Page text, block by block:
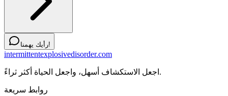
رأيك يهمنا!
intermittentexplosivedisorder.com
اجعل الاستكشاف أسهل، واجعل الحياة أكثر ثراءً.
روابط سريعة